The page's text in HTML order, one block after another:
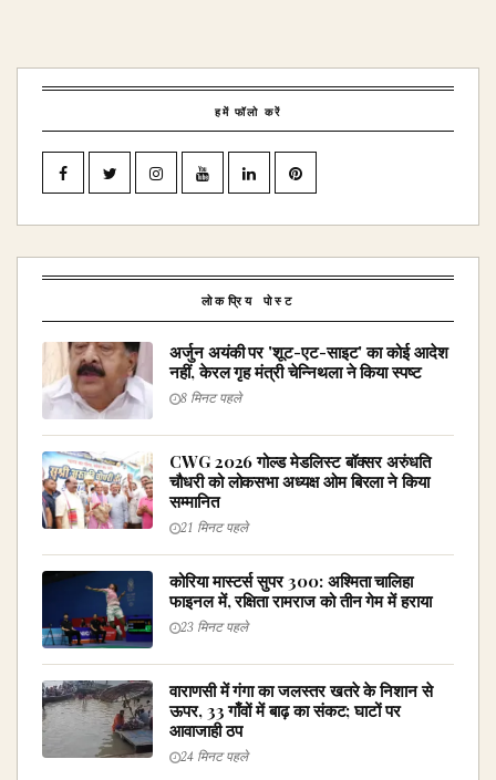
हमें फॉलो करें
लोकप्रिय पोस्ट
अर्जुन अयंकी पर 'शूट-एट-साइट' का कोई आदेश
नहीं, केरल गृह मंत्री चेन्निथला ने किया स्पष्ट
8 मिनट पहले
CWG 2026 गोल्ड मेडलिस्ट बॉक्सर अरुंधति
चौधरी को लोकसभा अध्यक्ष ओम बिरला ने किया
सम्मानित
21 मिनट पहले
कोरिया मास्टर्स सुपर 300: अश्मिता चालिहा
फाइनल में, रक्षिता रामराज को तीन गेम में हराया
23 मिनट पहले
वाराणसी में गंगा का जलस्तर खतरे के निशान से
ऊपर, 33 गाँवों में बाढ़ का संकट; घाटों पर
आवाजाही ठप
24 मिनट पहले